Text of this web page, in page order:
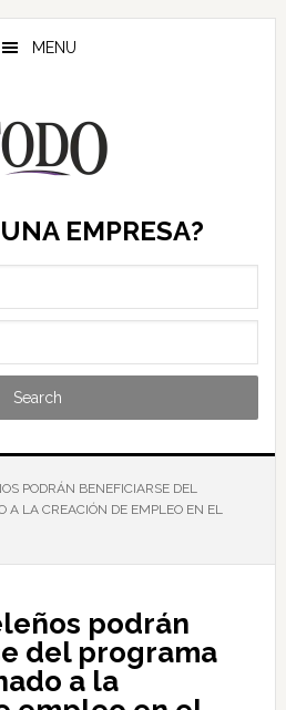
MENU
EMPRESA?
Search
PODRÁN BENEFICIARSE DEL
A LA CREACIÓN DE EMPLEO EN EL
podrán
del programa
a la